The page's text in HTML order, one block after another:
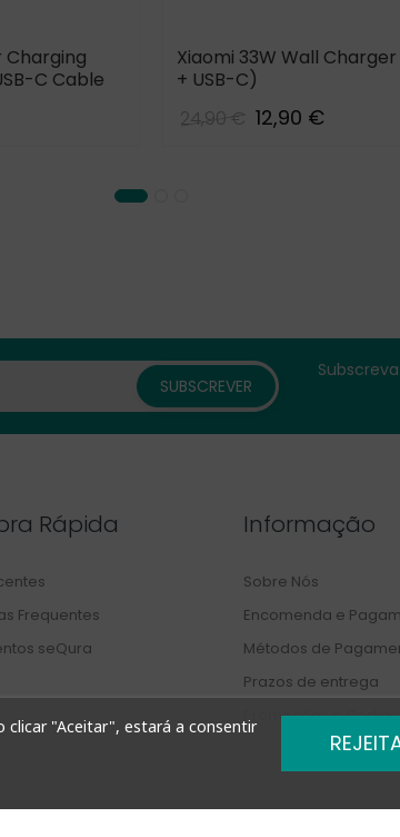
Charging
C Cable
Xiaomi 33W Wall
+ USB-C)
24,90 € 12,90 €
clicar "Aceitar", estará a consentir
Rápida
Frequentes
seQura
Informação
Sobre Nós
Encomenda e
Métodos de
Prazos de entrega
Promoções e